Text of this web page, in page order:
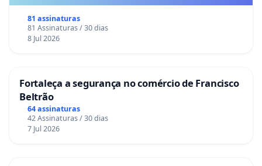
81 assinaturas
81 Assinaturas / 30 dias
8 Jul 2026
Fortaleça a segurança no comércio de Francisco
Beltrão
64 assinaturas
42 Assinaturas / 30 dias
7 Jul 2026